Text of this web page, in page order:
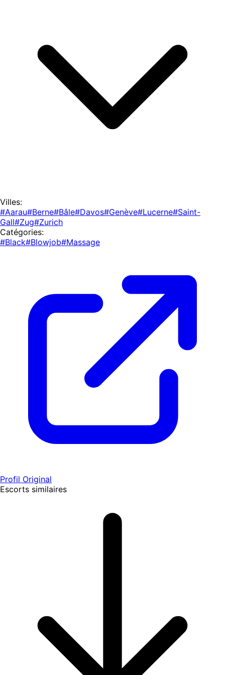
Villes:
#Aarau#Berne#Bâle#Davos#Genève#Lucerne#Saint-
Gall#Zug#Zurich
Catégories:
#Black#Blowjob#Massage
Profil Original
Escorts similaires